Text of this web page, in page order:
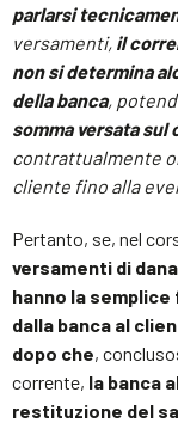
parlarsi
versamenti, il
non si determina
della banca,
somma versata
contrattualmente
cliente fino alla
Pertanto, se, nel
versamenti di
hanno la
dalla banca al
dopo che,
corrente, la banca
restituzione del